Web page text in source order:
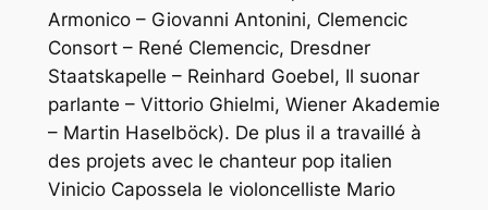
Armonico – Giovanni Antonini, Clemencic
Consort – René Clemencic, Dresdner
Staatskapelle – Reinhard Goebel, Il suonar
parlante – Vittorio Ghielmi, Wiener Akademie
– Martin Haselböck). De plus il a travaillé à
des projets avec le chanteur pop italien
Vinicio Capossela le violoncelliste Mario